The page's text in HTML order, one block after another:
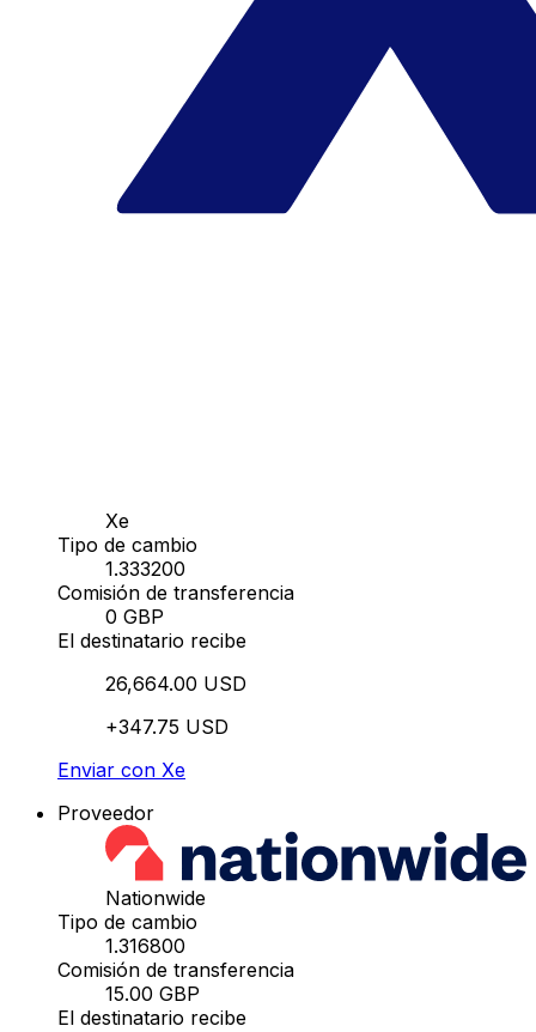
Xe
Tipo de cambio
1.333200
Comisión de transferencia
0 GBP
El destinatario recibe
26,664.00 USD
+347.75 USD
Enviar con Xe
Proveedor
Nationwide
Tipo de cambio
1.316800
Comisión de transferencia
15.00 GBP
El destinatario recibe